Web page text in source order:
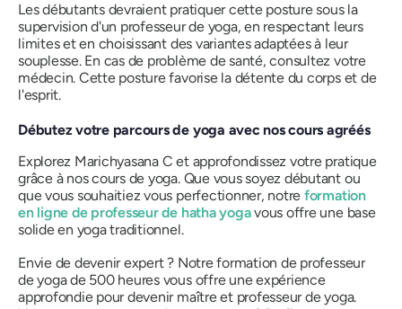
Les débutants devraient pratiquer cette posture sous la
supervision d'un professeur de yoga, en respectant leurs
limites et en choisissant des variantes adaptées à leur
souplesse. En cas de problème de santé, consultez votre
médecin. Cette posture favorise la détente du corps et de
l'esprit.
Débutez votre parcours de yoga avec nos cours agréés
Explorez Marichyasana C et approfondissez votre pratique
grâce à nos cours de yoga. Que vous soyez débutant ou
que vous souhaitiez vous perfectionner, notre formation
en ligne de professeur de hatha yogavous offre une base
solide en yoga traditionnel.
Envie de devenir expert ? Notre formation de professeur
de yoga de 500 heures vous offre une expérience
approfondie pour devenir maître et professeur de yoga.